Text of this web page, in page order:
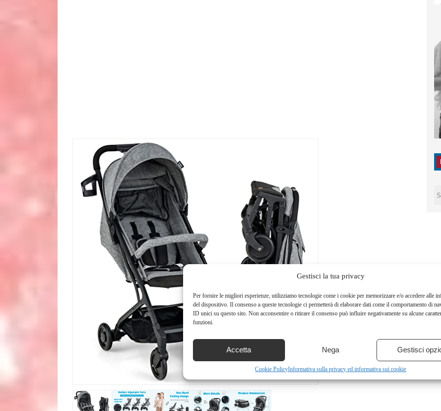
Gestisci la tua privacy
Per fornire le migliori esperienze, utilizziamo tecnologie come i cookie per memorizzare e/o accedere alle
del dispositivo. Il consenso a queste tecnologie ci permetterà di elaborare dati come il comportamento di
ID unici su questo sito. Non acconsentire o ritirare il consenso può influire negativamente su alcune
funzioni.
Accetta Nega Gestisci
Cookie PolicyInformativa sulla privacy ed informativa sui cookie